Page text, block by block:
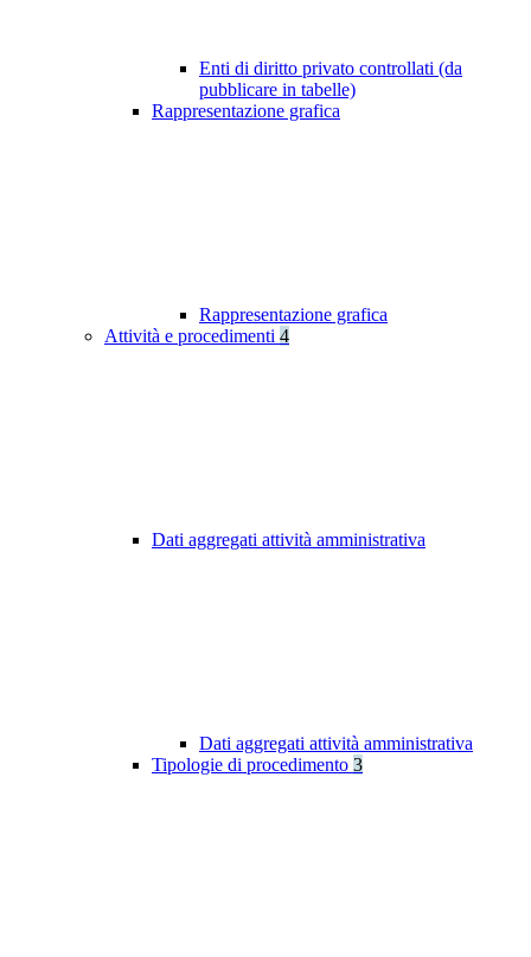
Enti di diritto privato controllati (da
pubblicare in tabelle)
Rappresentazione grafica
Rappresentazione grafica
Attività e procedimenti 4
Dati aggregati attività amministrativa
Dati aggregati attività amministrativa
Tipologie di procedimento 3